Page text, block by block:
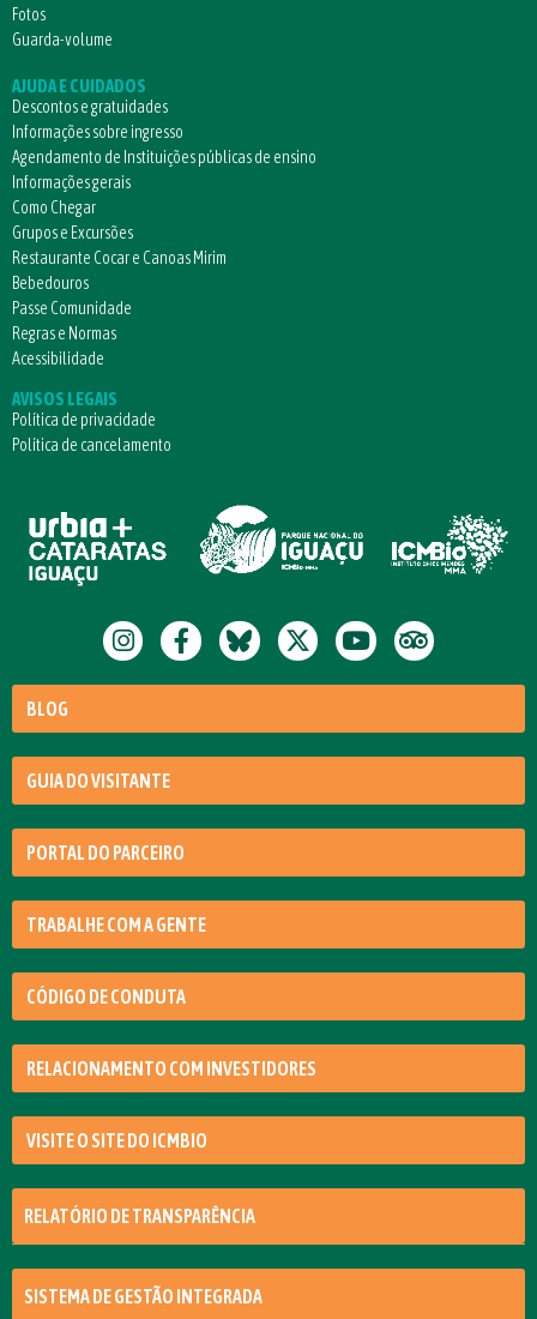
Fotos
Guarda-volume
AJUDA E CUIDADOS
Descontos e gratuidades
Informações sobre ingresso
Agendamento de Instituições públicas de ensino
Informações gerais
Como Chegar
Grupos e Excursões
Restaurante Cocar e Canoas Mirim
Bebedouros
Passe Comunidade
Regras e Normas
Acessibilidade
AVISOS LEGAIS
Política de privacidade
Política de cancelamento
BLOG
GUIA DO VISITANTE
PORTAL DO PARCEIRO
TRABALHE COM A GENTE
CÓDIGO DE CONDUTA
RELACIONAMENTO COM INVESTIDORES
VISITE O SITE DO ICMBIO
RELATÓRIO DE TRANSPARÊNCIA
SISTEMA DE GESTÃO INTEGRADA